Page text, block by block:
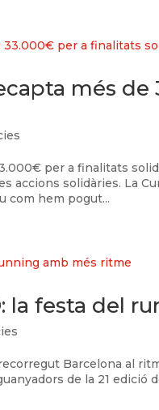
més
per a finalitats
accions solidàries. La
com hem pogut...
la festa del
Barcelona al
de la 21 edició